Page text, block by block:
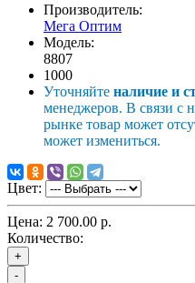
Производитель:
Мега Оптим
Модель:
8807
1000
Уточняйте наличие и
менеджеров. В связи с
рынке товар может
может измениться.
Цвет:
Цена: 2 700.00 р.
Количество:
+
-